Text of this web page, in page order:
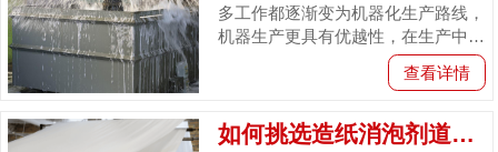
多工作都逐渐变为机器化生产路线，
机器生产更具有优越性，在生产中需
要定期保持机器的整洁，所以需要进
行工业清洗，但工业清洗中钢板和
查看详情
如何挑选造纸消泡剂道康宁AFE-7600消...